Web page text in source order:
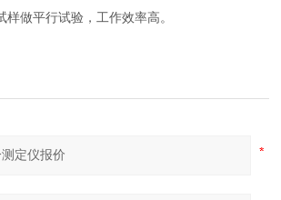
做平行试验，工作效率高。